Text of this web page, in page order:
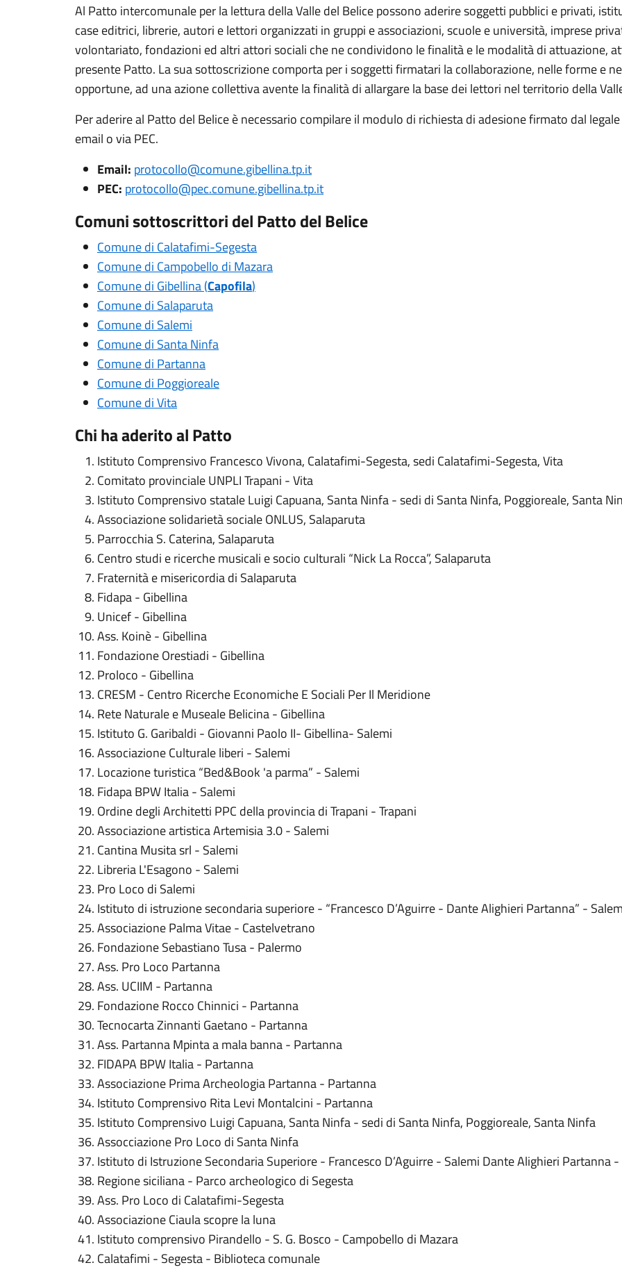
Al Patto intercomunale per la lettura della Valle del Belice possono aderire soggetti pubblici e privati,
case editrici, librerie, autori e lettori organizzati in gruppi e associazioni, scuole e università, imprese
volontariato, fondazioni ed altri attori sociali che ne condividono le finalità e le modalità di attuazione,
presente Patto. La sua sottoscrizione comporta per i soggetti firmatari la collaborazione, nelle forme e
opportune, ad una azione collettiva avente la finalità di allargare la base dei lettori nel territorio della
Per aderire al Patto del Belice è necessario compilare il modulo di richiesta di adesione firmato dal
email o via PEC.
Email: protocollo@comune.gibellina.tp.it
PEC: protocollo@pec.comune.gibellina.tp.it
Comuni sottoscrittori del Patto del Belice
Comune di Calatafimi-Segesta
Comune di Campobello di Mazara
Comune di Gibellina (Capofila)
Comune di Salaparuta
Comune di Salemi
Comune di Santa Ninfa
Comune di Partanna
Comune di Poggioreale
Comune di Vita
Chi ha aderito al Patto
Istituto Comprensivo Francesco Vivona, Calatafimi-Segesta, sedi Calatafimi-Segesta, Vita
Comitato provinciale UNPLI Trapani - Vita
Istituto Comprensivo statale Luigi Capuana, Santa Ninfa - sedi di Santa Ninfa, Poggioreale, Santa
Associazione solidarietà sociale ONLUS, Salaparuta
Parrocchia S. Caterina, Salaparuta
Centro studi e ricerche musicali e socio culturali “Nick La Rocca”, Salaparuta
Fraternità e misericordia di Salaparuta
Fidapa - Gibellina
Unicef - Gibellina
Ass. Koinè - Gibellina
Fondazione Orestiadi - Gibellina
Proloco - Gibellina
CRESM - Centro Ricerche Economiche E Sociali Per Il Meridione
Rete Naturale e Museale Belicina - Gibellina
Istituto G. Garibaldi - Giovanni Paolo II- Gibellina- Salemi
Associazione Culturale liberi - Salemi
Locazione turistica “Bed&Book 'a parma” - Salemi
Fidapa BPW Italia - Salemi
Ordine degli Architetti PPC della provincia di Trapani - Trapani
Associazione artistica Artemisia 3.0 - Salemi
Cantina Musita srl - Salemi
Libreria L'Esagono - Salemi
Pro Loco di Salemi
Istituto di istruzione secondaria superiore - “Francesco D’Aguirre - Dante Alighieri Partanna” -
Associazione Palma Vitae - Castelvetrano
Fondazione Sebastiano Tusa - Palermo
Ass. Pro Loco Partanna
Ass. UCIIM - Partanna
Fondazione Rocco Chinnici - Partanna
Tecnocarta Zinnanti Gaetano - Partanna
Ass. Partanna Mpinta a mala banna - Partanna
FIDAPA BPW Italia - Partanna
Associazione Prima Archeologia Partanna - Partanna
Istituto Comprensivo Rita Levi Montalcini - Partanna
Istituto Comprensivo Luigi Capuana, Santa Ninfa - sedi di Santa Ninfa, Poggioreale, Santa Ninfa
Assocciazione Pro Loco di Santa Ninfa
Istituto di Istruzione Secondaria Superiore - Francesco D’Aguirre - Salemi Dante Alighieri Partanna
Regione siciliana - Parco archeologico di Segesta
Ass. Pro Loco di Calatafimi-Segesta
Associazione Ciaula scopre la luna
Istituto comprensivo Pirandello - S. G. Bosco - Campobello di Mazara
Calatafimi - Segesta - Biblioteca comunale